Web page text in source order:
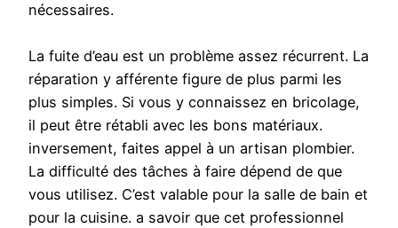
nécessaires.
La fuite d’eau est un problème assez récurrent. La
réparation y afférente figure de plus parmi les
plus simples. Si vous y connaissez en bricolage,
il peut être rétabli avec les bons matériaux.
inversement, faites appel à un artisan plombier.
La difficulté des tâches à faire dépend de que
vous utilisez. C’est valable pour la salle de bain et
pour la cuisine. a savoir que cet professionnel